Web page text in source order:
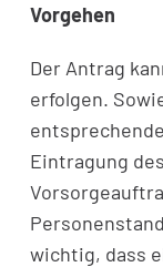
Vorgehen
Der Antrag
erfolgen.
entsprechende
Eintragung
wichtig, dass